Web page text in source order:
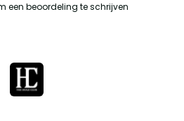
een beoordeling te schrijven